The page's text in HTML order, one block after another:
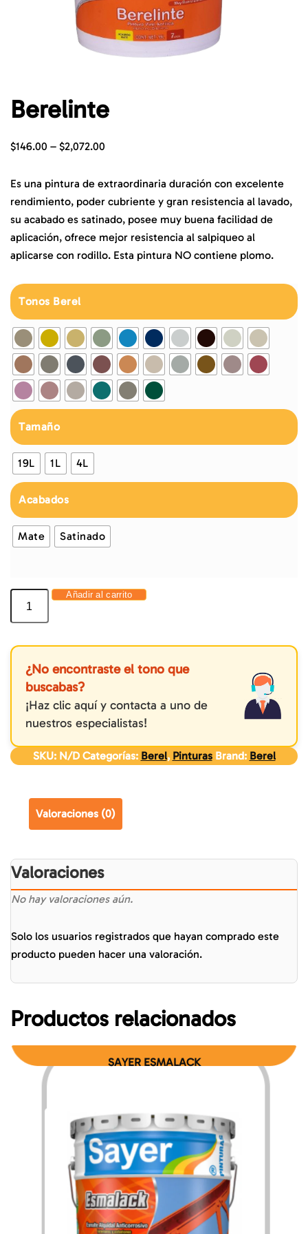
Berelinte
$146.00 – $2,072.00
Es una pintura de extraordinaria duración con excelente
rendimiento, poder cubriente y gran resistencia al lavado,
su acabado es satinado, posee muy buena facilidad de
aplicación, ofrece mejor resistencia al salpiqueo al
aplicarse con rodillo. Esta pintura NO contiene plomo.
Tonos Berel
Tamaño
19L 1L 4L
Acabados
Mate Satinado
Añadir al carrito
¿No encontraste el tono que
buscabas?
¡Haz clic aquí y contacta a uno de
nuestros especialistas!
SKU: N/D Categorías: Berel, Pinturas Brand: Berel
Valoraciones (0)
Valoraciones
No hay valoraciones aún.
Solo los usuarios registrados que hayan comprado este
producto pueden hacer una valoración.
Productos relacionados
SAYER ESMALACK